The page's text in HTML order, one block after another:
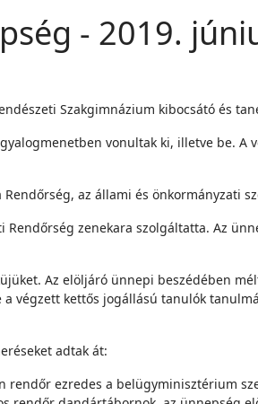
- 2019.
Szakgimnázium kibocsátó és
vonultak ki, illetve be. A
az állami és önkormányzati
zenekara szolgáltatta. Az
Az elöljáró ünnepi beszédében
végzett kettős jogállású tanulók
adtak át:
ezredes a belügyminisztérium